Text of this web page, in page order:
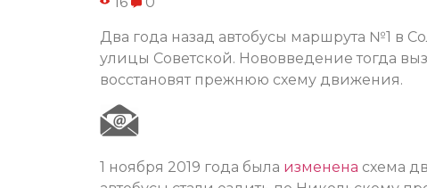
Два года назад автобусы маршрута №1 в
улицы Советской. Нововведение тогда
восстановят прежнюю схему движения.
1 ноября 2019 года была изменена схема